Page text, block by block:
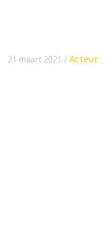
21 maart 2021 / Acteur